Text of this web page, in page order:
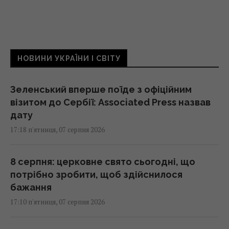
НОВИНИ УКРАЇНИ І СВІТУ
Зеленський вперше поїде з офіційним
візитом до Сербії: Associated Press назвав
дату
17:18 п'ятниця, 07 серпня 2026
8 серпня: церковне свято сьогодні, що
потрібно зробити, щоб здійснилося
бажання
17:10 п'ятниця, 07 серпня 2026